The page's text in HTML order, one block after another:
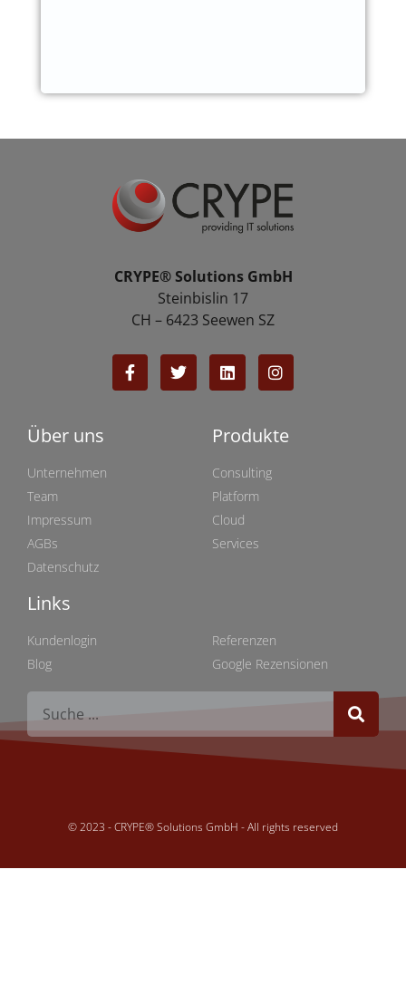
CRYPE® Solutions GmbH
Steinbislin 17
CH – 6423 Seewen SZ
Über uns
Unternehmen
Team
Impressum
AGBs
Datenschutz
Produkte
Consulting
Platform
Cloud
Services
Links
Kundenlogin
Blog
Referenzen
Google Rezensionen
© 2023 - CRYPE® Solutions GmbH - All rights reserved